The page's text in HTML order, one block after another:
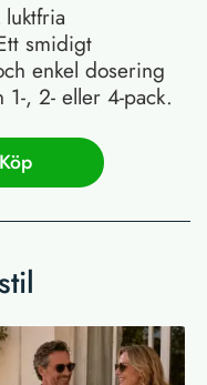
smidigt
enkel dosering
, 2- eller 4-pack.
Köp